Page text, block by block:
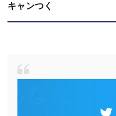
キャンつく